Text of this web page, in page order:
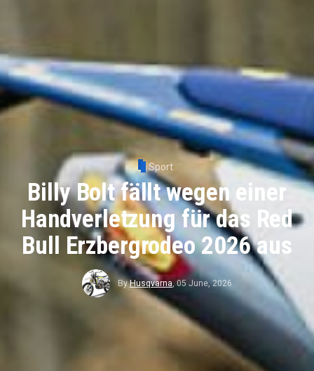
Sport
Billy Bolt fällt wegen einer
Handverletzung für das Red
Bull Erzbergrodeo 2026 aus
ByHusqvarna,05 June, 2026